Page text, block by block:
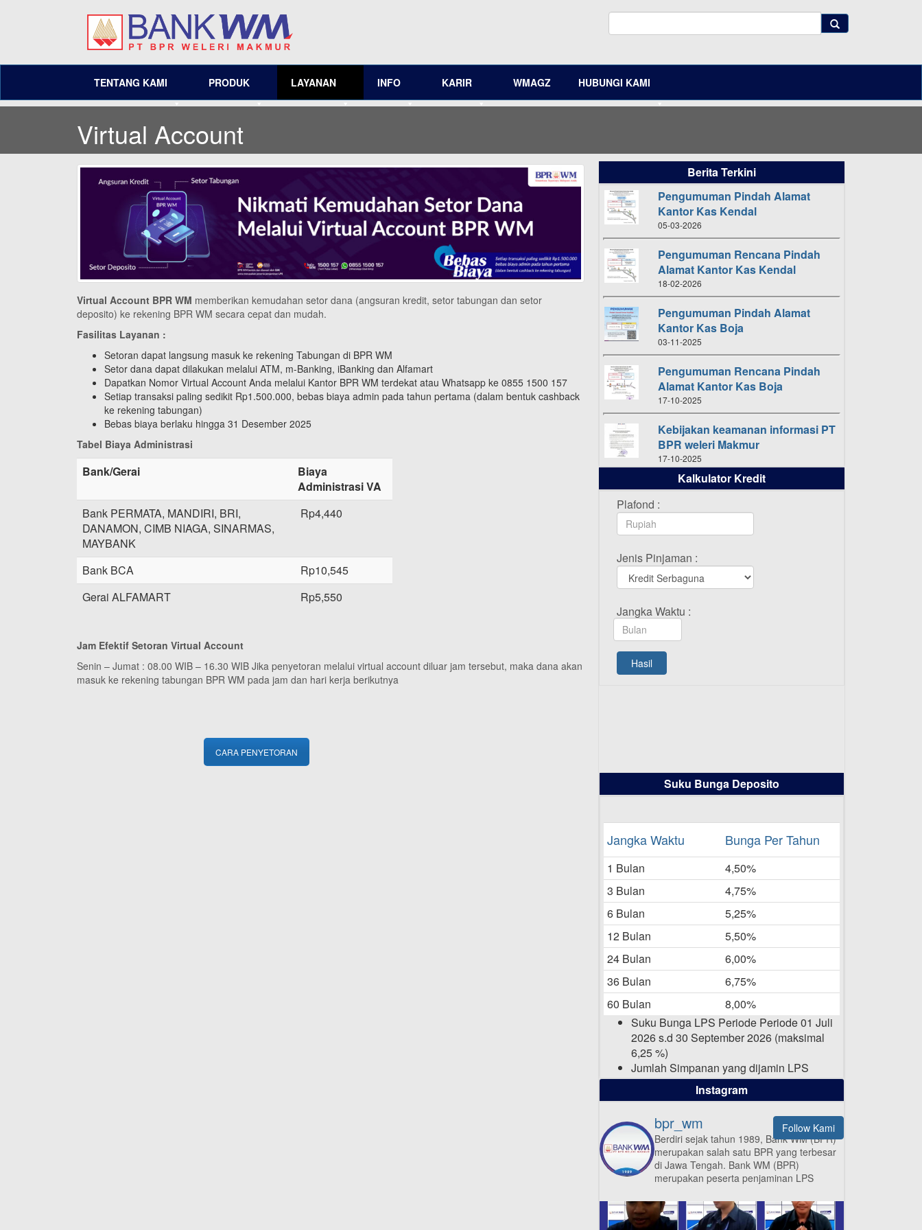
TENTANG KAMI PRODUK LAYANAN INFO KARIR WMAGZ HUBUNGI KAMI
Virtual Account
Virtual Account BPR WM memberikan kemudahan setor dana (angsuran kredit, setor tabungan dan setor
deposito) ke rekening BPR WM secara cepat dan mudah.
Fasilitas Layanan :
Setoran dapat langsung masuk ke rekening Tabungan di BPR WM
Setor dana dapat dilakukan melalui ATM, m-Banking, iBanking dan Alfamart
Dapatkan Nomor Virtual Account Anda melalui Kantor BPR WM terdekat atau Whatsapp ke 0855 1500 157
Setiap transaksi paling sedikit Rp1.500.000, bebas biaya admin pada tahun pertama (dalam bentuk cashback
ke rekening tabungan)
Bebas biaya berlaku hingga 31 Desember 2025
Tabel Biaya Administrasi
Bank/Gerai
Biaya
Administrasi VA
Bank PERMATA, MANDIRI, BRI,
DANAMON, CIMB NIAGA, SINARMAS,
MAYBANK
Rp4,440
Bank BCA
Rp10,545
Gerai ALFAMART
Rp5,550
Jam Efektif Setoran Virtual Account
Senin – Jumat : 08.00 WIB – 16.30 WIB Jika penyetoran melalui virtual account diluar jam tersebut, maka dana akan
masuk ke rekening tabungan BPR WM pada jam dan hari kerja berikutnya
CARA PENYETORAN
Berita Terkini
Pengumuman Pindah Alamat
Kantor Kas Kendal
05-03-2026
Pengumuman Rencana Pindah
Alamat Kantor Kas Kendal
18-02-2026
Pengumuman Pindah Alamat
Kantor Kas Boja
03-11-2025
Pengumuman Rencana Pindah
Alamat Kantor Kas Boja
17-10-2025
Kebijakan keamanan informasi PT
BPR weleri Makmur
17-10-2025
Daftar Pemenang Undian
TAMASHA Bulan Oktober 2025
16-10-2025
TAMASHA Bulan September 2025
20-09-2025
Daftar Pemenang Undian
TAMASHA Bulan Agustus 2025
Kantor Cabang Pati 13 Agustus
Daftar Pemenang Undian
16-06-2025
Daftar Pemenang Undian
TAMASHA Bulan Mei 2025
20-05-2025
Laporan Keuangan Berkelanjutan
06-05-2025
Daftar Pemenang Undian
TAMASHA Bulan April 2025
Pengumuman Nama Baru
Perusahaan
03-03-2025
Kalkulator Kredit
Plafond :
Jenis Pinjaman :
Jangka Waktu :
Hasil
Suku Bunga Deposito
Jangka Waktu Bunga Per Tahun
1 Bulan
4,50%
3 Bulan
4,75%
6 Bulan
5,25%
12 Bulan
5,50%
24 Bulan
6,00%
36 Bulan
6,75%
60 Bulan
8,00%
Suku Bunga LPS Periode Periode 01 Juli
2026 s.d 30 September 2026 (maksimal
6,25 %)
Jumlah Simpanan yang dijamin LPS
maksimal sampai dengan 2 Milyar Rupiah
per nasabah dalam satu bank
ISI APLIKASI SEKARANG
Instagram
Follow Kami
bpr_wm
Berdiri sejak tahun 1989, Bank WM (BPR)
merupakan salah satu BPR yang terbesar
di Jawa Tengah. Bank WM (BPR)
merupakan peserta penjaminan LPS